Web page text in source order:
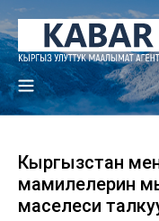
Кыргызстан
мамилелерин
маселеси